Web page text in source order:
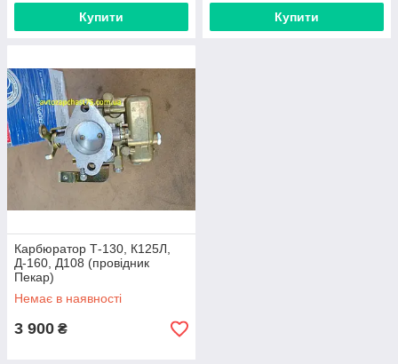
Купити Купити
Карбюратор Т-130, К125Л,
Д-160, Д108 (провідник
Пекар)
Немає в наявності
3 900 ₴